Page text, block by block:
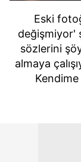
Eski
değişmiyor'
sözlerini
almaya
Kendime